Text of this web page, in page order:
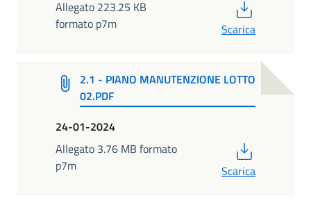
Allegato 223.25 KB
formato p7m
Scarica
2.1 - PIANO MANUTENZIONE LOTTO
02.PDF
24-01-2024
Allegato 3.76 MB formato
p7m
Scarica